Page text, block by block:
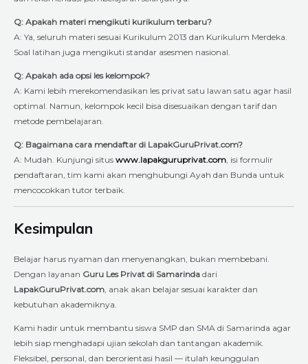
Q: Apakah materi mengikuti kurikulum terbaru?
A: Ya, seluruh materi sesuai Kurikulum 2013 dan Kurikulum Merdeka.
Soal latihan juga mengikuti standar asesmen nasional.
Q: Apakah ada opsi les kelompok?
A: Kami lebih merekomendasikan les privat satu lawan satu agar hasil
optimal. Namun, kelompok kecil bisa disesuaikan dengan tarif dan
metode pembelajaran.
Q: Bagaimana cara mendaftar di LapakGuruPrivat.com?
A: Mudah. Kunjungi situs www.lapakguruprivat.com , isi formulir
pendaftaran, tim kami akan menghubungi Ayah dan Bunda untuk
mencocokkan tutor terbaik.
Kesimpulan
Belajar harus nyaman dan menyenangkan, bukan membebani.
Dengan layanan Guru Les Privat di Samarinda dari
LapakGuruPrivat.com , anak akan belajar sesuai karakter dan
kebutuhan akademiknya.
Kami hadir untuk membantu siswa SMP dan SMA di Samarinda agar
lebih siap menghadapi ujian sekolah dan tantangan akademik.
Fleksibel, personal, dan berorientasi hasil — itulah keunggulan